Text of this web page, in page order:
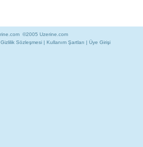
©2005 Uzerine.com
Gizlilik Sözleşmesi| Kullanım Şartları | Üye Girişi